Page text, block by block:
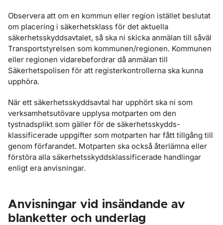
Observera att om en kommun eller region istället beslutat
om placering i säkerhetsklass för det aktuella
säkerhetsskyddsavtalet, så ska ni skicka anmälan till såväl
Transportstyrelsen som kommunen/regionen. Kommunen
eller regionen vidarebefordrar då anmälan till
Säkerhetspolisen för att registerkontrollerna ska kunna
upphöra.
När ett säkerhetsskyddsavtal har upphört ska ni som
verksamhetsutövare upplysa motparten om den
tystnadsplikt som gäller för de säkerhetsskydds-
klassificerade uppgifter som motparten har fått tillgång till
genom förfarandet. Motparten ska också återlämna eller
förstöra alla säkerhetsskyddsklassificerade handlingar
enligt era anvisningar.
Anvisningar vid insändande av
blanketter och underlag